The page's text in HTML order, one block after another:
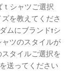
ｔシャツご選択
を教えてくださ
ムにブランドtシ
ツのスタイルが
タイルご選択を
送ってください